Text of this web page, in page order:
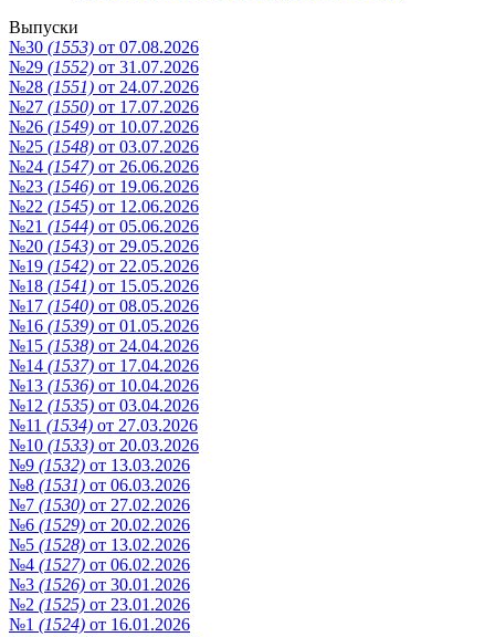
Выпуски
№30 (1553) от 07.08.2026
№29 (1552) от 31.07.2026
№28 (1551) от 24.07.2026
№27 (1550) от 17.07.2026
№26 (1549) от 10.07.2026
№25 (1548) от 03.07.2026
№24 (1547) от 26.06.2026
№23 (1546) от 19.06.2026
№22 (1545) от 12.06.2026
№21 (1544) от 05.06.2026
№20 (1543) от 29.05.2026
№19 (1542) от 22.05.2026
№18 (1541) от 15.05.2026
№17 (1540) от 08.05.2026
№16 (1539) от 01.05.2026
№15 (1538) от 24.04.2026
№14 (1537) от 17.04.2026
№13 (1536) от 10.04.2026
№12 (1535) от 03.04.2026
№11 (1534) от 27.03.2026
№10 (1533) от 20.03.2026
№9 (1532) от 13.03.2026
№8 (1531) от 06.03.2026
№7 (1530) от 27.02.2026
№6 (1529) от 20.02.2026
№5 (1528) от 13.02.2026
№4 (1527) от 06.02.2026
№3 (1526) от 30.01.2026
№2 (1525) от 23.01.2026
№1 (1524) от 16.01.2026